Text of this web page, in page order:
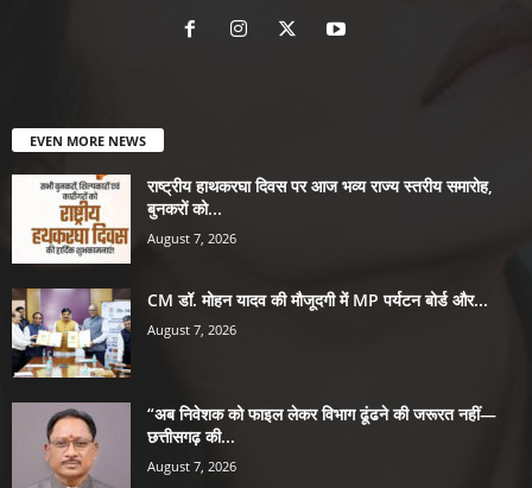
EVEN MORE NEWS
राष्ट्रीय हाथकरघा दिवस पर आज भव्य राज्य स्तरीय समारोह,
बुनकरों को...
August 7, 2026
CM डॉ. मोहन यादव की मौजूदगी में MP पर्यटन बोर्ड और...
August 7, 2026
“अब निवेशक को फाइल लेकर विभाग ढूंढने की जरूरत नहीं—
छत्तीसगढ़ की...
August 7, 2026